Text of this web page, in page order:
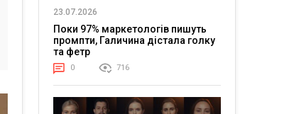
23.07.2026
Поки 97% маркетологів пишуть
промпти, Галичина дістала голку
та фетр
0 716